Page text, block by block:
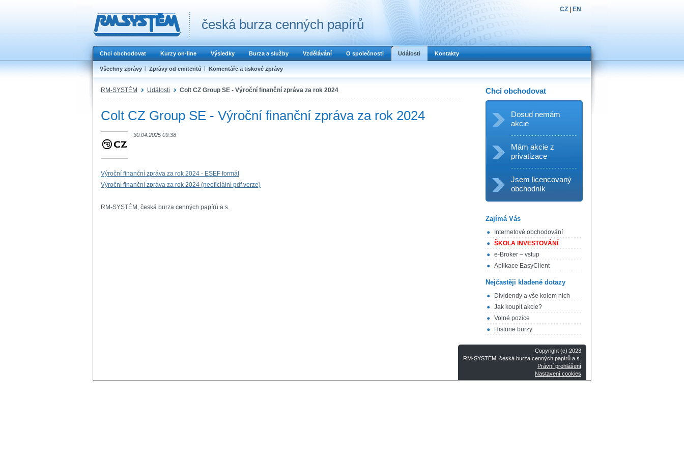
česká burza cenných papírů
CZ EN
Chci obchodovat Kurzy on-line Výsledky Burza a služby Vzdělávání O společnosti Události Kontakty
Všechny zprávy Zprávy od emitentů Komentáře a tiskové zprávy
RM-SYSTÉM Události Colt CZ Group SE - Výroční finanční zpráva za rok 2024
Colt CZ Group SE - Výroční finanční zpráva za rok 2024
30.04.2025 09:38
Výroční finanční zpráva za rok 2024 - ESEF formát
Výroční finanční zpráva za rok 2024 (neoficiální pdf verze)
RM-SYSTÉM, česká burza cenných papírů a.s.
Chci obchodovat
Dosud nemám
akcie
Mám akcie z
privatizace
Jsem licencovaný
obchodník
Zajímá Vás
Internetové obchodování
ŠKOLA INVESTOVÁNÍ
e-Broker – vstup
Aplikace EasyClient
Nejčastěji kladené dotazy
Dividendy a vše kolem nich
Jak koupit akcie?
Volné pozice
Historie burzy
Copyright (c) 2023
RM-SYSTÉM, česká burza cenných papírů a.s.
Právní prohlášení
Nastavení cookies